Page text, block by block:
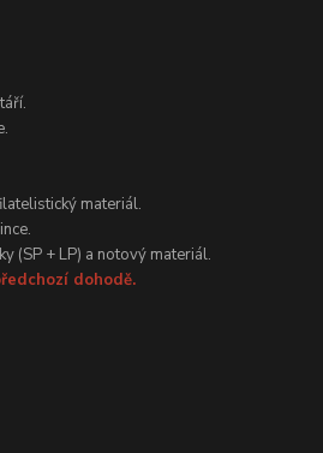
materiál.
(SP + LP) a notový materiál.
dohodě.